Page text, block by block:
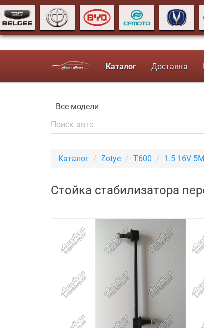
Каталог Доставка
Каталог Zotye T600 1.5 16V
Стойка стабилизатора